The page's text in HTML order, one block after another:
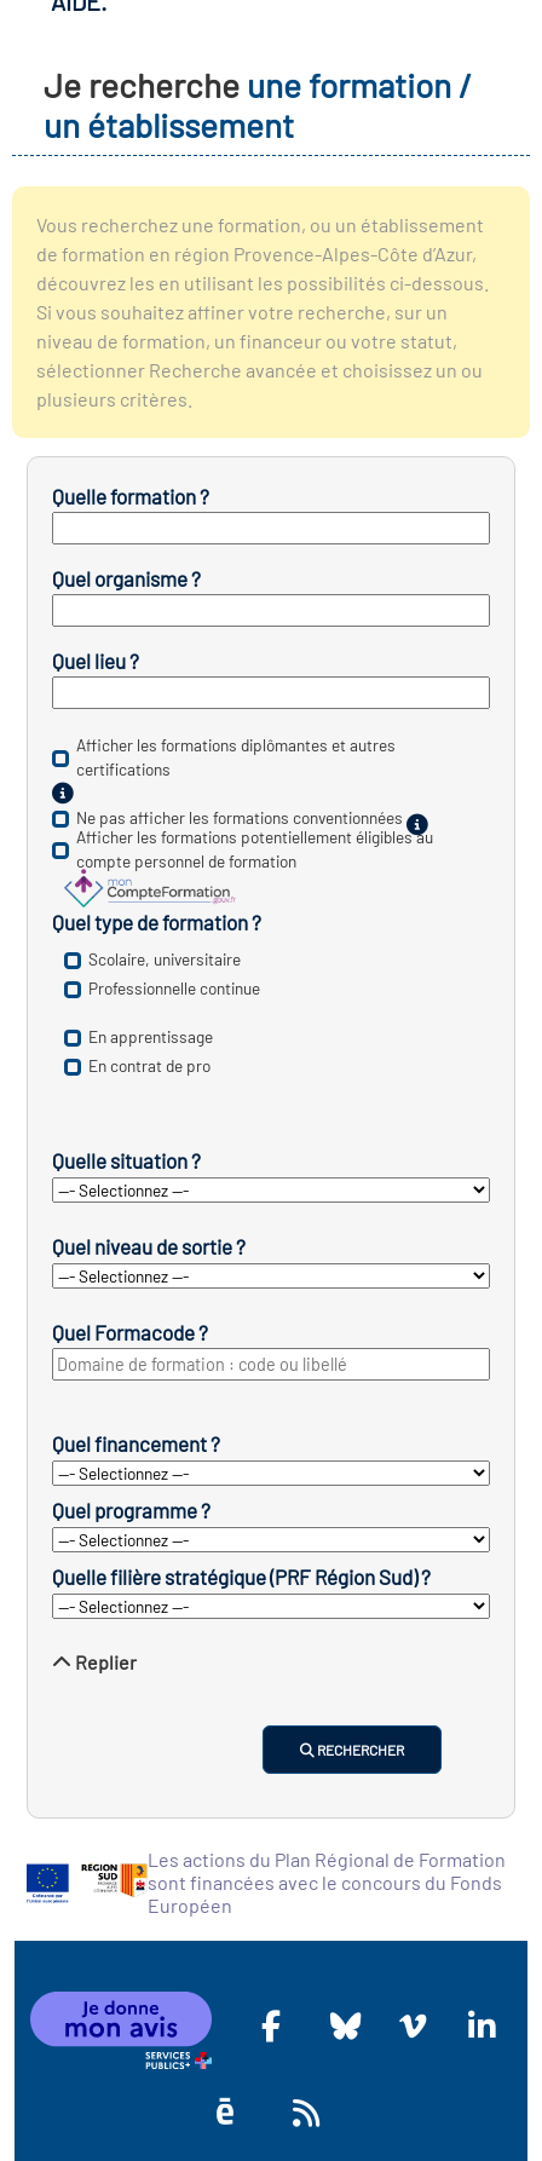
les métiers
clés métiers et
lieu d'information ou
des métiers en
des transitions
Solidaire (ESS)
du secteur sanitaire
de l'Industrie
emploi-formation
des secteurs(en
Je recherche une formation /
un établissement
Vous recherchez une formation, ou un établissement
de formation en région Provence-Alpes-Côte d’Azur,
découvrez les en utilisant les possibilités ci-dessous.
Si vous souhaitez affiner votre recherche, sur un
niveau de formation, un financeur ou votre statut,
sélectionner Recherche avancée et choisissez un ou
plusieurs critères.
Quelle formation ?
Quel organisme ?
Quel lieu ?
Afficher les formations diplômantes et autres
certifications
Ne pas afficher les formations conventionnées
Afficher les formations potentiellement éligibles au
compte personnel de formation
Quel type de formation ?
Scolaire, universitaire
Professionnelle continue
En apprentissage
En contrat de pro
Quelle situation ?
Quel niveau de sortie ?
Quel Formacode ?
Quel financement ?
Quel programme ?
Quelle filière stratégique (PRF Région Sud) ?
Replier
RECHERCHER
Les actions du Plan Régional de Formation
sont financées avec le concours du Fonds
Européen